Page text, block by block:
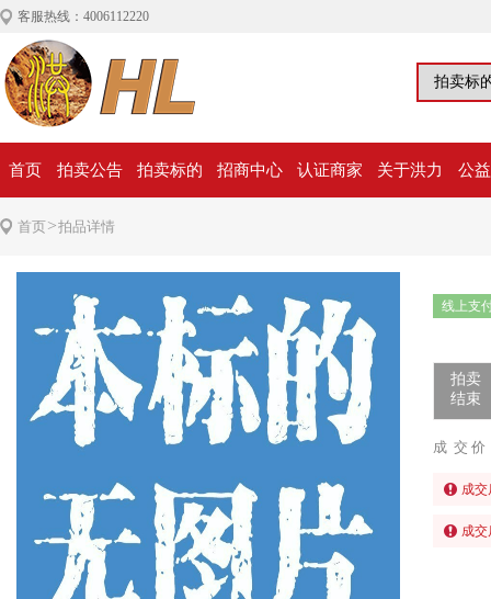
客服热线：4006112220
首页 拍卖公告 拍卖标的 招商中心 认证商家 关于洪力 公
首页>拍品详情
线上支
拍卖
结束
成 交 价
成
成